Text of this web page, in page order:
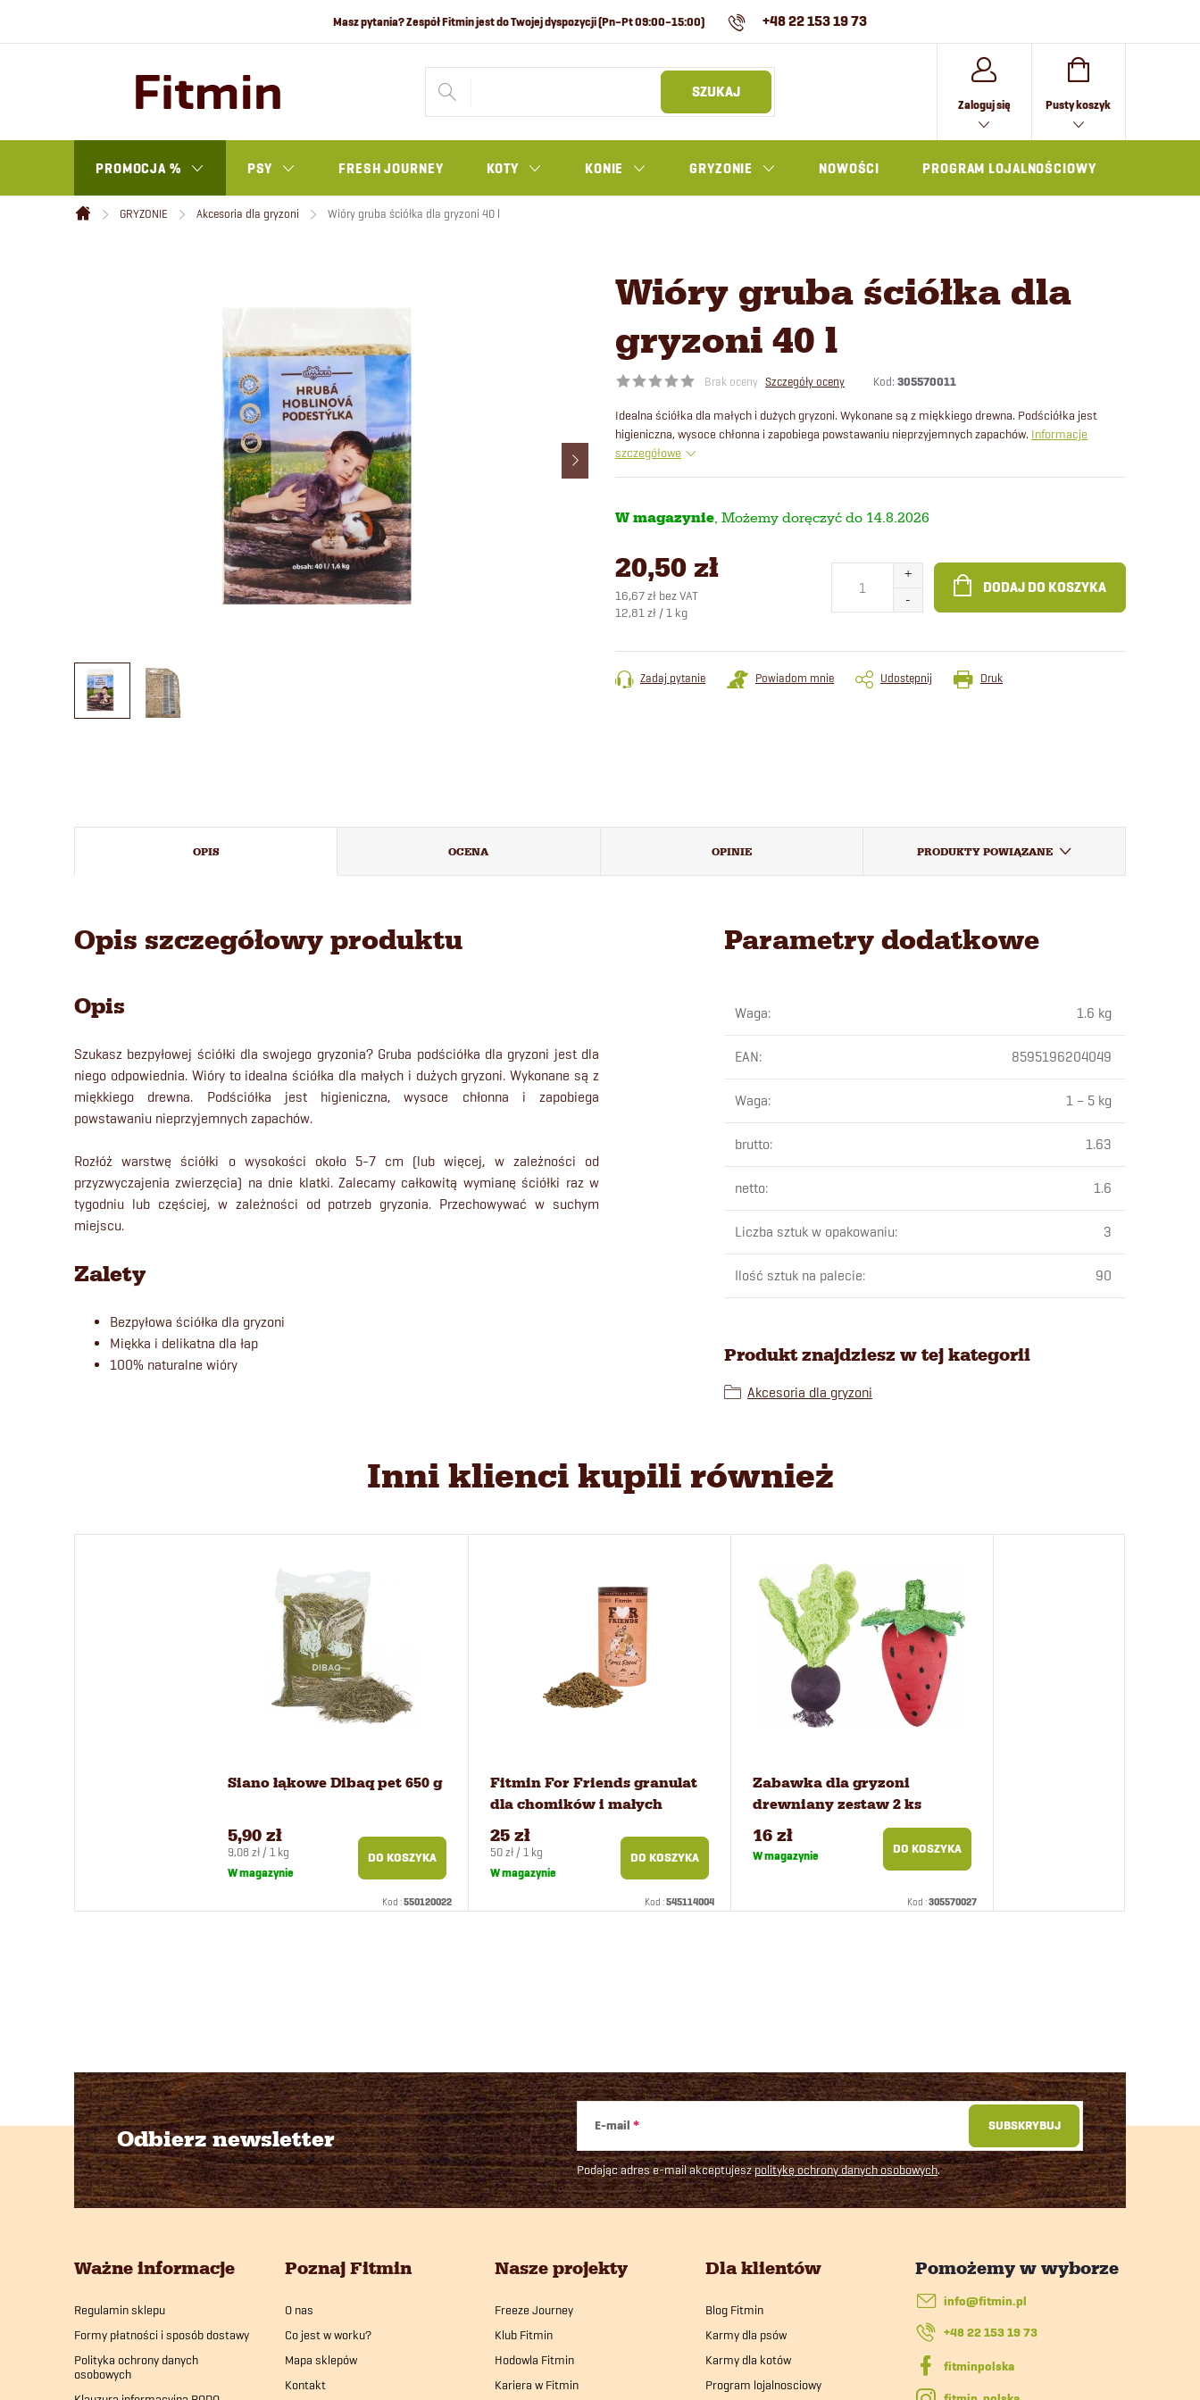
+48 22 153 19 73
SZUKAJ
Zaloguj się KOSZYK
Pusty koszyk
PROMOCJA % PSY FRESH JOURNEY KOTY KONIE GRYZONIE NOWOŚCI PROGRAM LOJALNOŚCIOWY
Home
GRYZONIE Akcesoria dla gryzoni Wióry gruba ściółka dla gryzoni 40 l
Wióry gruba ściółka dla
gryzoni 40 l
Brak oceny Szczegóły oceny Kod: 305570011
Idealna ściółka dla małych i dużych gryzoni. Wykonane są z miękkiego drewna. Podściółka jest
higieniczna, wysoce chłonna i zapobiega powstawaniu nieprzyjemnych zapachów. Informacje
szczegółowe
W magazynie 14.8.2026
20,50 zł
16,67 zł bez VAT
Cena
12,81 zł / 1 kg
DODAJ DO KOSZYKA
Druk
Zadaj pytanie Powiadom mnie Udostępnij
OPIS OCENA OPINIE PRODUKTY POWIĄZANE
Opis szczegółowy produktu
Opis
Szukasz bezpyłowej ściółki dla swojego gryzonia? Gruba podściółka dla gryzoni jest dla
niego odpowiednia. Wióry to idealna ściółka dla małych i dużych gryzoni. Wykonane są z
miękkiego drewna. Podściółka jest higieniczna, wysoce chłonna i zapobiega
powstawaniu nieprzyjemnych zapachów.
Rozłóż warstwę ściółki o wysokości około 5-7 cm (lub więcej, w zależności od
przyzwyczajenia zwierzęcia) na dnie klatki. Zalecamy całkowitą wymianę ściółki raz w
tygodniu lub częściej, w zależności od potrzeb gryzonia. Przechowywać w suchym
miejscu.
Zalety
Bezpyłowa ściółka dla gryzoni
Miękka i delikatna dla łap
100% naturalne wióry
Parametry dodatkowe
Waga: 1.6 kg
EAN: 8595196204049
Waga: 1 – 5 kg
brutto: 1.63
netto: 1.6
Liczba sztuk w opakowaniu: 3
Ilość sztuk na palecie: 90
Produkt znajdziesz w tej kategorii
Akcesoria dla gryzoni
Inni klienci kupili również
Siano łąkowe Dibaq pet 650 g
5,90 zł
Cena
jednostkowa:
9,08 zł / 1 kg
W magazynie
DO KOSZYKA
Kod :550120022
Fitmin For Friends granulat
dla chomików i małych
gryzoni 500 g
25 zł
Cena
jednostkowa:
50 zł / 1 kg
W magazynie
DO KOSZYKA
Kod :545114004
Zabawka dla gryzoni
drewniany zestaw 2 ks
16 zł
W magazynie DO KOSZYKA
Kod :305570027
Odbierz newsletter
E-mail
Podając adres e-mail akceptujeszpolitykę ochrony danych osobowych.
SUBSKRYBUJ
Ważne informacje
Regulamin sklepu
Formy płatności i sposób dostawy
Polityka ochrony danych
osobowych
Poznaj Fitmin
O nas
Co jest w worku?
Mapa sklepów
Kontakt
Nasze projekty
Freeze Journey
Klub Fitmin
Hodowla Fitmin
Kariera w Fitmin
Dla klientów
Blog Fitmin
Karmy dla psów
Karmy dla kotów
Program lojalnosciowy
info@fitmin.pl
+48 22 153 19 73